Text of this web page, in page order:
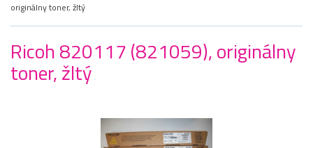
originálny toner, žltý
Ricoh 820117 (821059), originálny
toner, žltý